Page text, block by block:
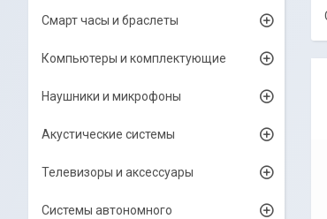
Смарт часы и браслеты
Компьютеры и комплектующие
Наушники и микрофоны
Акустические системы
Телевизоры и аксессуары
Системы автономного